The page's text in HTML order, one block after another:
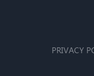
PRIVACY